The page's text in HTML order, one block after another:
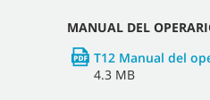
MANUAL DEL
T12 Manual del
4.3 MB